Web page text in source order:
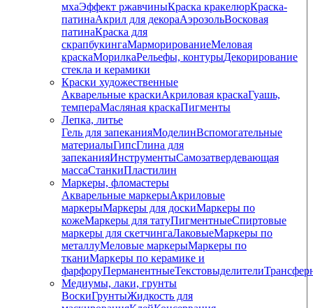
мхаЭффект ржавчиныКраска кракелюрКраска-
патинаАкрил для декораАэрозольВосковая
патинаКраска для
скрапбукингаМарморированиеМеловая
краскаМорилкаРельефы, контурыДекорирование
стекла и керамики
Краски художественные
Акварельные краскиАкриловая краскаГуашь,
темпераМасляная краскаПигменты
Лепка, литье
Гель для запеканияМоделинВспомогательные
материалыГипсГлина для
запеканияИнструментыСамозатвердевающая
массаСтанкиПластилин
Маркеры, фломастеры
Акварельные маркерыАкриловые
маркерыМаркеры для доскиМаркеры по
кожеМаркеры для татуПигментныеCпиртовые
маркеры для скетчингаЛаковыеМаркеры по
металлуМеловые маркерыМаркеры по
тканиМаркеры по керамике и
фарфоруПерманентныеТекстовыделители
Медиумы, лаки, грунты
ВоскиГрунтыЖидкость для